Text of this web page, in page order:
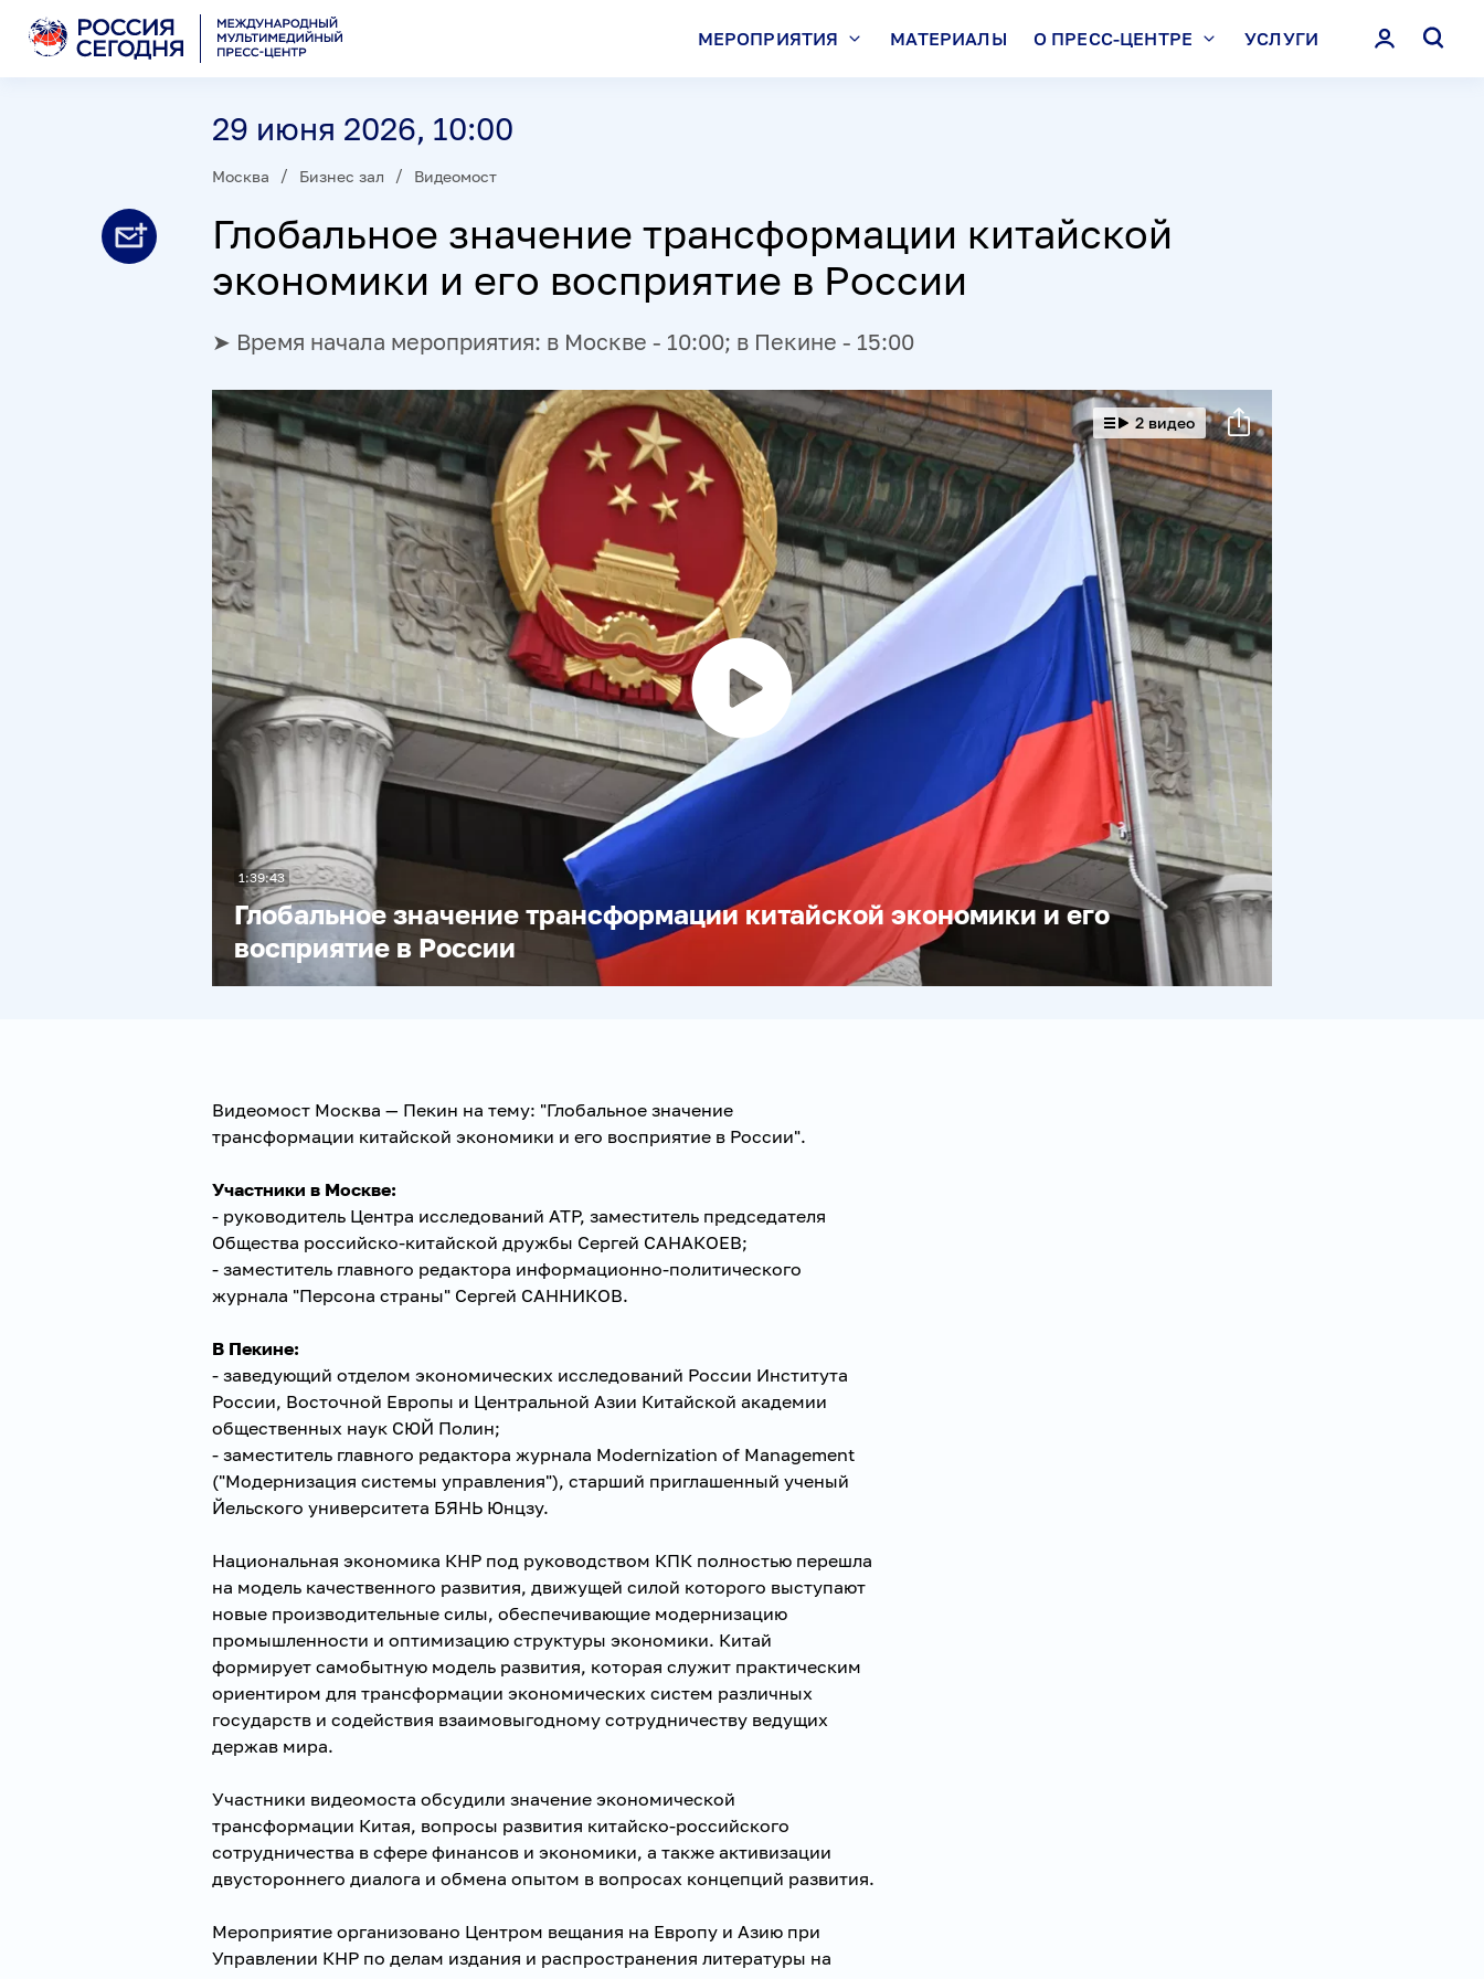
МЕРОПРИЯТИЯ МАТЕРИАЛЫ О ПРЕСС-ЦЕНТРЕ УСЛУГИ
29 июня 2026, 10:00
Москва Бизнес зал Видеомост
Глобальное значение трансформации китайской
экономики и его восприятие в России
➤ Время начала мероприятия: в Москве - 10:00; в Пекине - 15:00
Глобальное значение трансформации китайской экономики и его
восприятие в России
1:39:43
2 видео
Видеомост Москва — Пекин на тему: "Глобальное значение
трансформации китайской экономики и его восприятие в России".
Участники в Москве:
- руководитель Центра исследований АТР, заместитель председателя
Общества российско-китайской дружбы Сергей САНАКОЕВ;
- заместитель главного редактора информационно-политического
журнала "Персона страны" Сергей САННИКОВ.
В Пекине:
- заведующий отделом экономических исследований России Института
России, Восточной Европы и Центральной Азии Китайской академии
общественных наук СЮЙ Полин;
- заместитель главного редактора журнала Modernization of Management
("Модернизация системы управления"), старший приглашенный ученый
Йельского университета БЯНЬ Юнцзу.
Национальная экономика КНР под руководством КПК полностью перешла
на модель качественного развития, движущей силой которого выступают
новые производительные силы, обеспечивающие модернизацию
промышленности и оптимизацию структуры экономики. Китай
формирует самобытную модель развития, которая служит практическим
ориентиром для трансформации экономических систем различных
государств и содействия взаимовыгодному сотрудничеству ведущих
держав мира.
Участники видеомоста обсудили значение экономической
трансформации Китая, вопросы развития китайско-российского
сотрудничества в сфере финансов и экономики, а также активизации
двустороннего диалога и обмена опытом в вопросах концепций развития.
Мероприятие организовано Центром вещания на Европу и Азию при
Управлении КНР по делам издания и распространения литературы на